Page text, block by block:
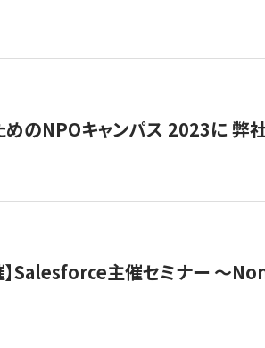
のNPOキャンパス 2023に 弊
】Salesforce主催セミナー 〜